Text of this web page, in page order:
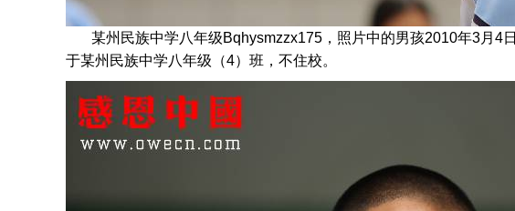
某州民族中学八年级Bqhysmzzx175，照片中的男孩2010年3月4日
于某州民族中学八年级 （4）班，不住校。